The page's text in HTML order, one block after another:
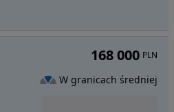
168 000 PLN
W granicach średniej